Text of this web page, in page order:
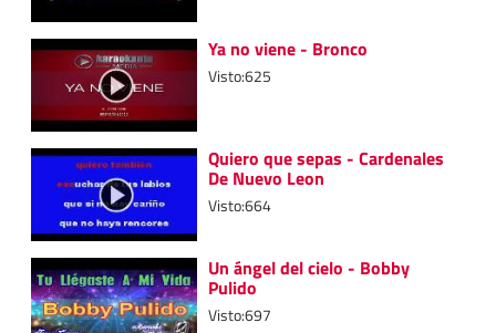
Ya no viene - Bronco
Visto:625
Quiero que sepas - Cardenales
De Nuevo Leon
Visto:664
Un ángel del cielo - Bobby
Pulido
Visto:697